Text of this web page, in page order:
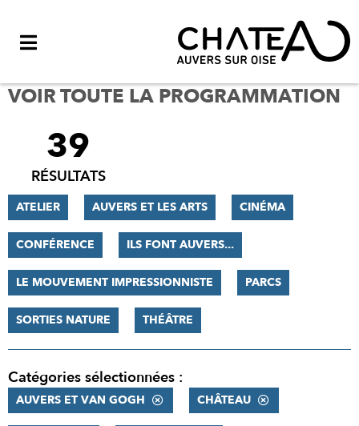
VOIR TOUTE LA PROGRAMMATION
FILTRER
RÉSULTATS
39
RÉSULTATS
ATELIER AUVERS ET LES ARTS CINÉMA
CONFÉRENCE ILS FONT AUVERS...
LE MOUVEMENT IMPRESSIONNISTE PARCS
SORTIES NATURE THÉÂTRE
Catégories sélectionnées :
AUVERS ET VAN GOGH CHÂTEAU